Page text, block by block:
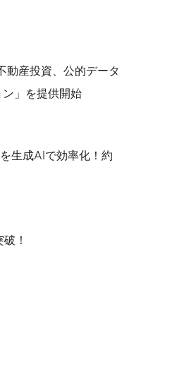
産投資、公的データ
」を提供開始
生成AIで効率化！約
！